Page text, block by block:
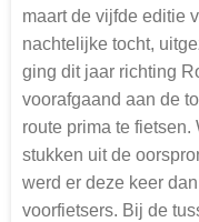
maart de vijfde editie
nachtelijke tocht,
ging dit jaar richting
voorafgaand aan de
route prima te
stukken uit de
werd er deze keer
voorfietsers. Bij de